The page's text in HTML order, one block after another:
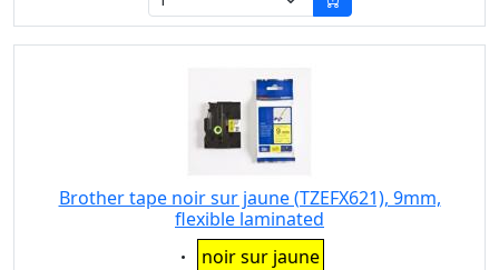
Brother tape noir sur jaune (TZEFX621), 9mm,
flexible laminated
Eigenschaft:
noir sur jaune